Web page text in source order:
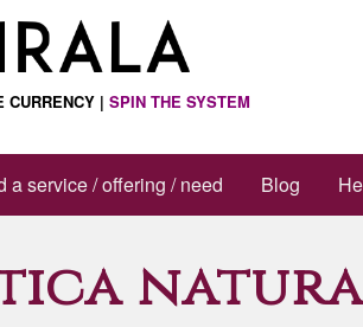
CURRENCY |SPIN THE SYSTEM
a service / offering / need Blog